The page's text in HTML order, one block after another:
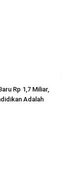
Rp 1,7 Miliar,
Adalah